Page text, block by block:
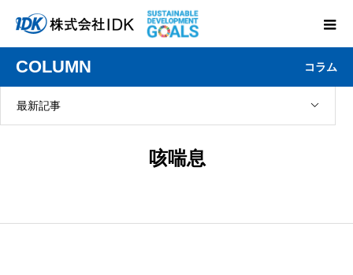
COLUMN コラム
最新記事
咳喘息